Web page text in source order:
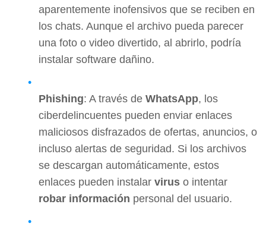
aparentemente inofensivos que se reciben en
los chats. Aunque el archivo pueda parecer
una foto o video divertido, al abrirlo, podría
instalar software dañino.
Phishing: A través de WhatsApp, los
ciberdelincuentes pueden enviar enlaces
maliciosos disfrazados de ofertas, anuncios, o
incluso alertas de seguridad. Si los archivos
se descargan automáticamente, estos
enlaces pueden instalar virus o intentar
robar información personal del usuario.